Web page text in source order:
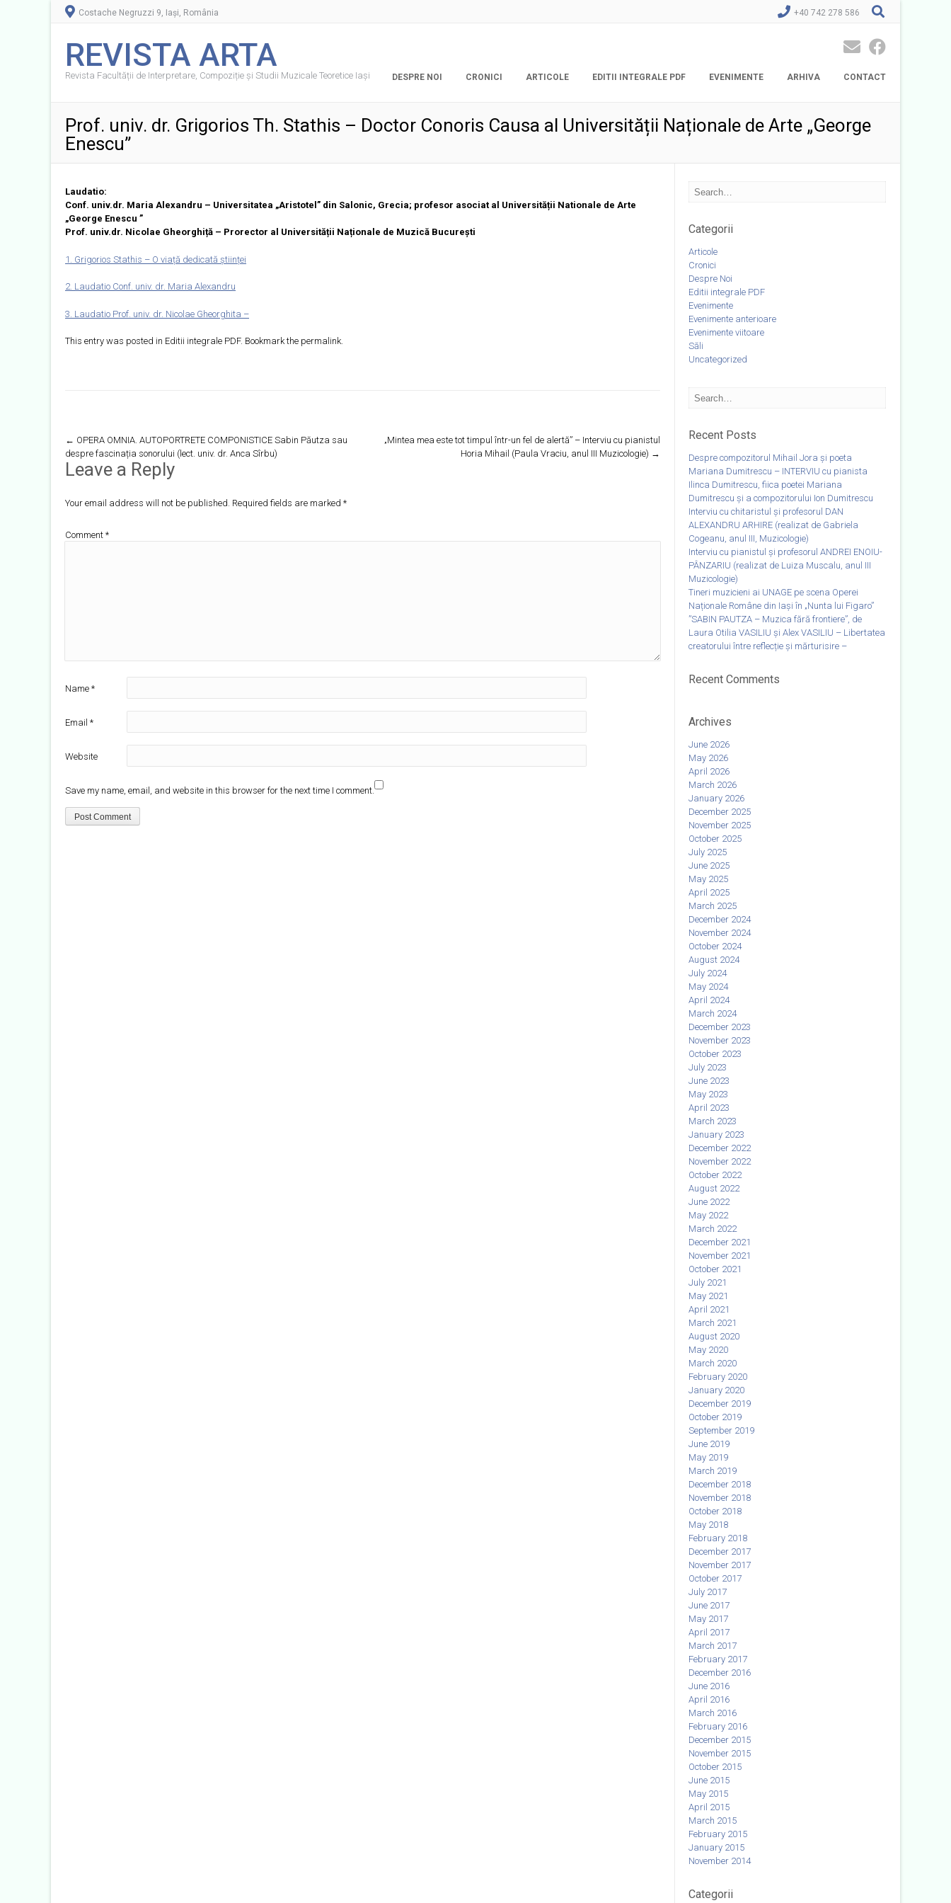
Costache Negruzzi 9, Iași, România +40 742 278 586
REVISTA ARTA
Revista Facultății de Interpretare, Compoziție și Studii Muzicale Teoretice Iași DESPRE NOI CRONICI ARTICOLE EDITII INTEGRALE PDF EVENIMENTE ARHIVA CONTACT
Prof. univ. dr. Grigorios Th. Stathis – Doctor Conoris Causa al Universității Naționale de Arte „George
Enescu”
Laudatio:
Conf. univ.dr. Maria Alexandru – Universitatea „Aristotel” din Salonic, Grecia; profesor asociat al Universității Nationale de Arte
„George Enescu ”
Prof. univ.dr. Nicolae Gheorghiță – Prorector al Universității Naționale de Muzică București
1. Grigorios Stathis – O viață dedicată științei
2. Laudatio Conf. univ. dr. Maria Alexandru
3. Laudatio Prof. univ. dr. Nicolae Gheorghita –
This entry was posted in Editii integrale PDF. Bookmark the permalink.
Post
navigation
← OPERA OMNIA. AUTOPORTRETE COMPONISTICE Sabin Păutza sau
despre fascinația sonorului (lect. univ. dr. Anca Sîrbu)
„Mintea mea este tot timpul într-un fel de alertă” – Interviu cu pianistul
Horia Mihail (Paula Vraciu, anul III Muzicologie) →
Leave a Reply
Your email address will not be published. Required fields are marked *
Comment *
Name *
Email *
Website
Save my name, email, and website in this browser for the next time I comment.
Categorii
Articole
Cronici
Despre Noi
Editii integrale PDF
Evenimente
Evenimente anterioare
Evenimente viitoare
Săli
Uncategorized
Recent Posts
Despre compozitorul Mihail Jora și poeta
Mariana Dumitrescu – INTERVIU cu pianista
Ilinca Dumitrescu, fiica poetei Mariana
Dumitrescu și a compozitorului Ion Dumitrescu
Interviu cu chitaristul și profesorul DAN
ALEXANDRU ARHIRE (realizat de Gabriela
Cogeanu, anul III, Muzicologie)
Interviu cu pianistul și profesorul ANDREI ENOIU-
PÂNZARIU (realizat de Luiza Muscalu, anul III
Muzicologie)
Tineri muzicieni ai UNAGE pe scena Operei
Naționale Române din Iași în „Nunta lui Figaro”
”SABIN PAUTZA – Muzica fără frontiere”, de
Laura Otilia VASILIU și Alex VASILIU – Libertatea
creatorului între reflecție și mărturisire –
Recent Comments
Archives
June 2026
May 2026
April 2026
March 2026
January 2026
December 2025
November 2025
October 2025
July 2025
June 2025
May 2025
April 2025
March 2025
December 2024
November 2024
October 2024
August 2024
July 2024
May 2024
April 2024
March 2024
December 2023
November 2023
October 2023
July 2023
June 2023
May 2023
April 2023
March 2023
January 2023
December 2022
November 2022
October 2022
August 2022
June 2022
May 2022
March 2022
December 2021
November 2021
October 2021
July 2021
May 2021
April 2021
March 2021
August 2020
May 2020
March 2020
February 2020
January 2020
December 2019
October 2019
September 2019
June 2019
May 2019
March 2019
December 2018
November 2018
October 2018
May 2018
February 2018
December 2017
November 2017
October 2017
July 2017
June 2017
May 2017
April 2017
March 2017
February 2017
December 2016
June 2016
April 2016
March 2016
February 2016
December 2015
November 2015
October 2015
June 2015
May 2015
April 2015
March 2015
February 2015
January 2015
November 2014
Categorii